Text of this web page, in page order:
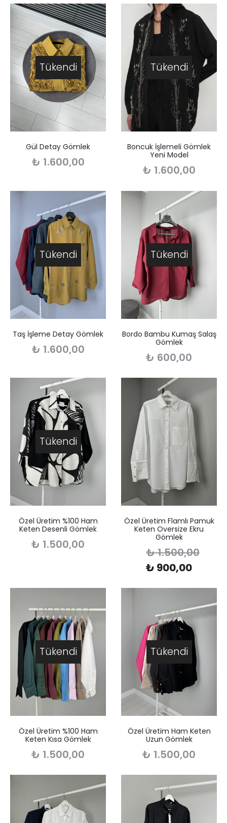
Tükendi
Gül Detay Gömlek
₺ 1.600,00
Tükendi
Boncuk İşlemeli Gömlek
Yeni Model
₺ 1.600,00
Tükendi
Taş İşleme Detay Gömlek
₺ 1.600,00
Tükendi
Bordo Bambu Kumaş Salaş
Gömlek
₺ 600,00
Tükendi
Özel Üretim %100 Ham
Keten Desenli Gömlek
₺ 1.500,00
Özel Üretim Flamlı Pamuk
Keten Oversize Ekru
Gömlek
₺1.500,00
₺ 900,00
Tükendi
Özel Üretim %100 Ham
Keten Kısa Gömlek
₺ 1.500,00
Tükendi
Özel Üretim Ham Keten
Uzun Gömlek
₺ 1.500,00